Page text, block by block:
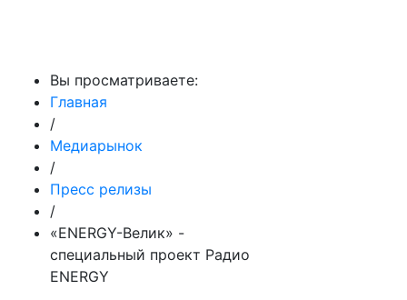
Вы просматриваете:
Главная
/
Медиарынок
/
Пресс релизы
/
«ENERGY-Велик» -
специальный проект Радио
ENERGY